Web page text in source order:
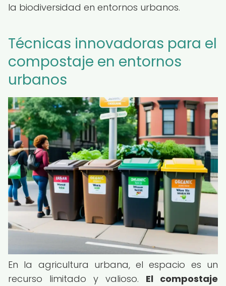
la biodiversidad en entornos urbanos.
Técnicas innovadoras para el
compostaje en entornos
urbanos
En la agricultura urbana, el espacio es un
recurso limitado y valioso. El compostaje